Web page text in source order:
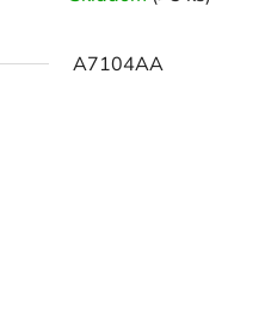
A7104AA